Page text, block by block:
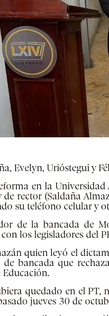
Evelyn, Urióstegui y
en la Universidad
de rector (Saldaña
su teléfono celular y
de la bancada de
los legisladores del
quien leyó el
de bancada que
Educación.
quedado en el PT,
jueves 30 de